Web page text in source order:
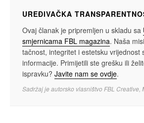
UREĐIVAČKA
Ovaj članak je pripremljen u skladu sa
smjernicama FBL magazina. Naša
tačnost, integritet i estetsku vrijednost
informacije. Primijetili ste grešku ili
ispravku? Javite nam se ovdje.
Sadržaj je autorsko vlasništvo FBL Creative,